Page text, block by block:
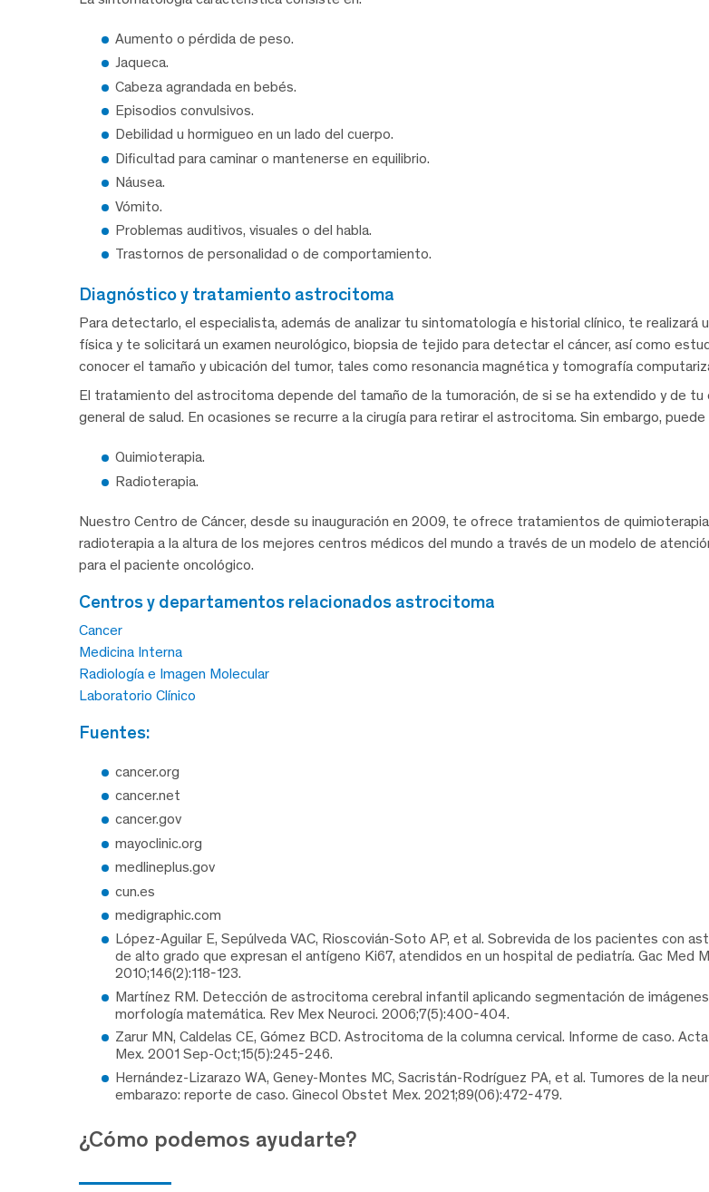
Aumento o pérdida de peso.
Jaqueca.
Cabeza agrandada en bebés.
Episodios convulsivos.
Debilidad u hormigueo en un lado del cuerpo.
Dificultad para caminar o mantenerse en equilibrio.
Náusea.
Vómito.
Problemas auditivos, visuales o del habla.
Trastornos de personalidad o de comportamiento.
diagnóstico y tratamiento astrocitoma
Para detectarlo, el especialista, además de analizar tu sintomatología e historial clínico, te realizará
física y te solicitará un examen neurológico, biopsia de tejido para detectar el cáncer, así como
conocer el tamaño y ubicación del tumor, tales como resonancia magnética y tomografía
El tratamiento del astrocitoma depende del tamaño de la tumoración, de si se ha extendido y de tu
general de salud. En ocasiones se recurre a la cirugía para retirar el astrocitoma. Sin embargo, puede
Quimioterapia.
Radioterapia.
Nuestro Centro de Cáncer, desde su inauguración en 2009, te ofrece tratamientos de
radioterapia a la altura de los mejores centros médicos del mundo a través de un modelo de
para el paciente oncológico.
centros y departamentos relacionados astrocitoma
Cancer
Medicina Interna
Radiología e Imagen Molecular
Laboratorio Clínico
fuentes:
cancer.org
cancer.net
cancer.gov
mayoclinic.org
medlineplus.gov
cun.es
medigraphic.com
López-Aguilar E, Sepúlveda VAC, Rioscovián-Soto AP, et al. Sobrevida de los pacientes con
de alto grado que expresan el antígeno Ki67, atendidos en un hospital de pediatría. Gac Med
2010;146(2):118-123.
Martínez RM. Detección de astrocitoma cerebral infantil aplicando segmentación de
morfología matemática. Rev Mex Neuroci. 2006;7(5):400-404.
Zarur MN, Caldelas CE, Gómez BCD. Astrocitoma de la columna cervical. Informe de caso.
Mex. 2001 Sep-Oct;15(5):245-246.
Hernández-Lizarazo WA, Geney-Montes MC, Sacristán-Rodríguez PA, et al. Tumores de la
embarazo: reporte de caso. Ginecol Obstet Mex. 2021;89(06):472-479.
¿Cómo podemos ayudarte?